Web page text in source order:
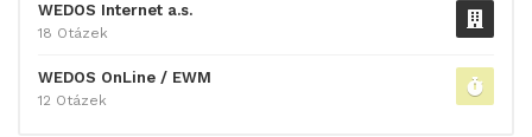
WEDOS Internet a.s.
18 Otázek
WEDOS OnLine / EWM
12 Otázek